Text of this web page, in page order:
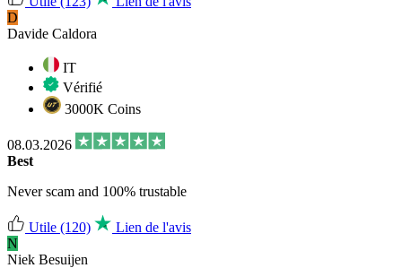
D
Davide Caldora
IT
Vérifié
3000K Coins
08.03.2026
Best
Never scam and 100% trustable
Utile (120)
Lien de l'avis
N
Niek Besuijen